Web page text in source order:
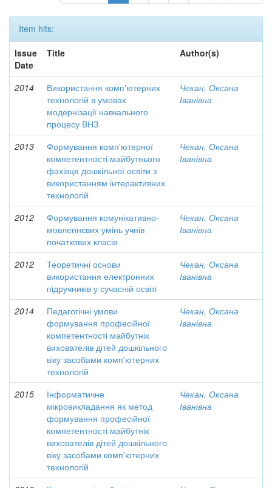
Item hits:
Issue
Date
Title Author(s)
2014
Використання комп'ютерних
технологій в умовах
модернізації навчального
процесу ВНЗ
Чекан, Оксана
Іванівна
2013
Формування комп'ютерної
компетентності майбутнього
фахівця дошкільної освіти з
використанням інтерактивних
технологій
Чекан, Оксана
Іванівна
2012
Формування комунікативно-
мовленнєвих умінь учнів
початкових класів
Чекан, Оксана
Іванівна
2012
Теоретичні основи
використання електронних
підручників у сучасній освіті
Чекан, Оксана
Іванівна
2014
Педагогічні умови
формування професійної
компетентності майбутніх
вихователів дітей дошкільного
віку засобами комп'ютерних
технологій
Чекан, Оксана
Іванівна
2015
Інформатичне
мікровикладання як метод
формування професійної
компетентності майбутніх
вихователів дітей дошкільного
віку засобами комп'ютерних
технологій
Чекан, Оксана
Іванівна